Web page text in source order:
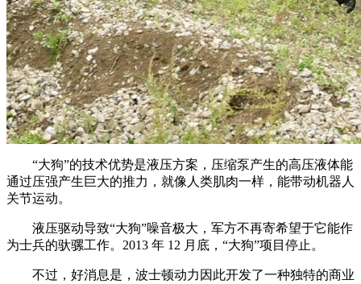
“大狗”的技术优势是液压方案，压缩泵产生的高压液体能
通过压强产生巨大的推力，就像人类肌肉一样，能带动机器人
关节运动。
液压驱动导致“大狗”噪音极大，军方不再寄希望于它能作
为士兵的驮骡工作。2013 年 12 月底，“大狗”项目停止。
不过，好消息是，波士顿动力因此开发了一种独特的商业